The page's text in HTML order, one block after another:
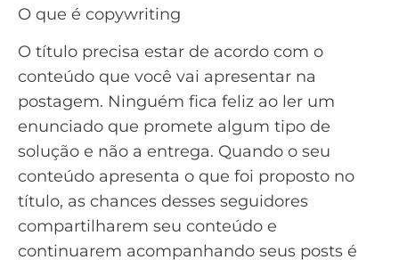
O que é copywriting
O título precisa estar de acordo com o
conteúdo que você vai apresentar na
postagem. Ninguém fica feliz ao ler um
enunciado que promete algum tipo de
solução e não a entrega. Quando o seu
conteúdo apresenta o que foi proposto no
título, as chances desses seguidores
compartilharem seu conteúdo e
continuarem acompanhando seus posts é